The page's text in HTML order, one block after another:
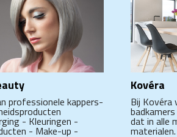
professionele kappers-
- Kleuringen -
- Make-up -
Kovéra
Bij Kovéra
dat in alle